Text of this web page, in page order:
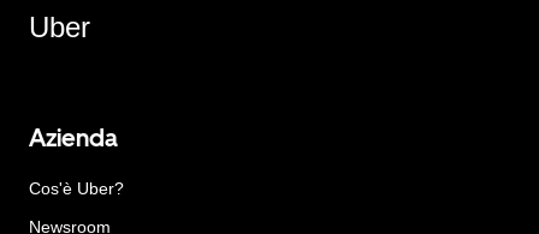
Uber
Azienda
Cos'è Uber?
Newsroom